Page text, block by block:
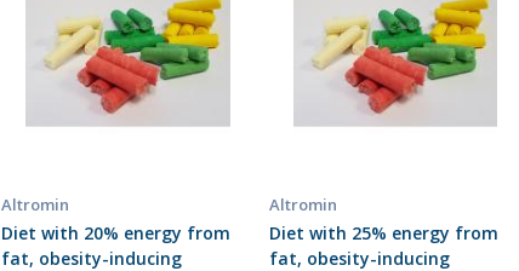
Altromin
Diet with 20% energy from
fat, obesity-inducing
Altromin
Diet with 25% energy from
fat, obesity-inducing